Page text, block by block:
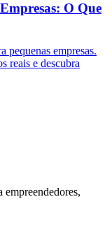
O Que
pequenas empresas.
reais e descubra